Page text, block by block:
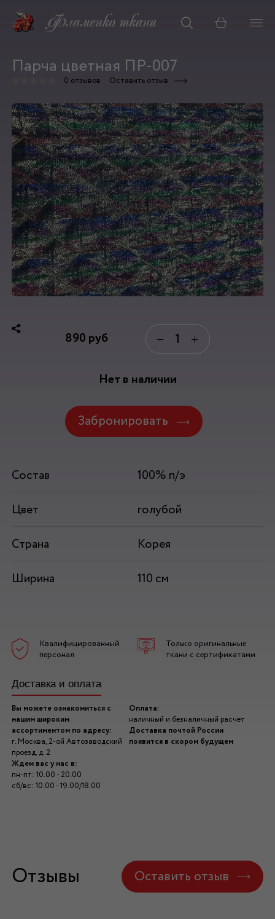
Корзина
Парча цветная ПР-007
0 отзывов Оставить отзыв
890 руб − +
Нет в наличии
Забронировать
Состав
100% п/э
Цвет
голубой
Страна
Корея
Ширина
110 см
Квалифицированный
персонал
Только оригинальные
ткани с сертификатами
Доставка и оплата
Вы можете ознакомиться с
нашим широким
ассортиментом по адресу:
г. Москва, 2-ой Автозаводский
проезд, д. 2
Ждем вас у нас в:
пн-пт: 10.00 - 20.00
сб/вс: 10.00 - 19.00/18.00
Оплата:
наличный и безналичный расчет
Доставка почтой России
появится в скором будущем
Отзывы Оставить отзыв